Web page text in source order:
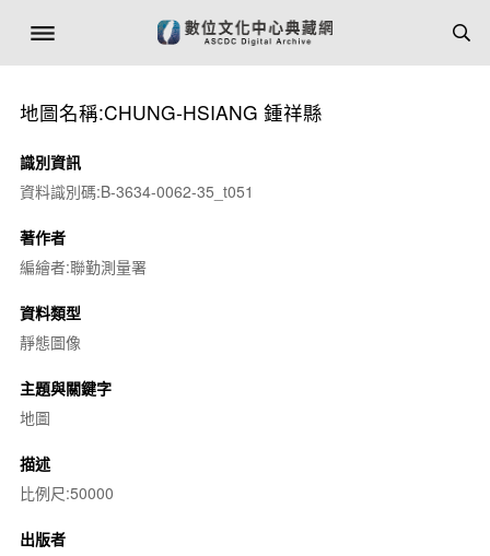
地圖名稱:CHUNG-HSIANG 鍾祥縣
識別資訊
資料識別碼:B-3634-0062-35_t051
著作者
編繪者:聯勤測量署
資料類型
靜態圖像
主題與關鍵字
地圖
描述
比例尺:50000
出版者